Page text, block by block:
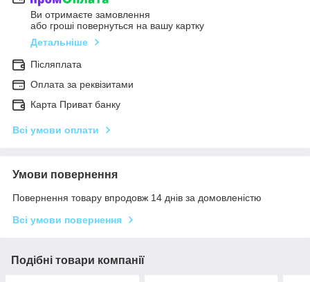
Ви отримаєте замовлення
або гроші повернуться на вашу картку
Детальніше
Післяплата
Оплата за реквізитами
Карта Приват банку
Всі умови оплати
Умови повернення
Повернення товару впродовж 14 днів за домовленістю
Всі умови повернення
Подібні товари компанії